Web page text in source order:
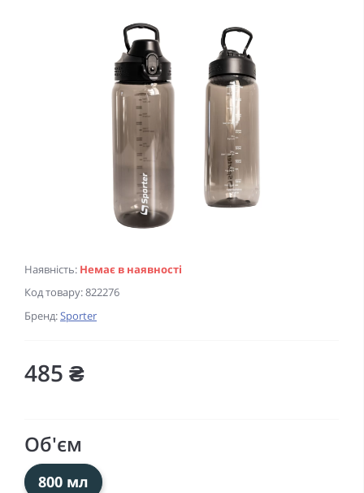
Наявність: Немає в наявності
Код товару:822276
Бренд:Sporter
485 ₴
Об'єм
800 мл